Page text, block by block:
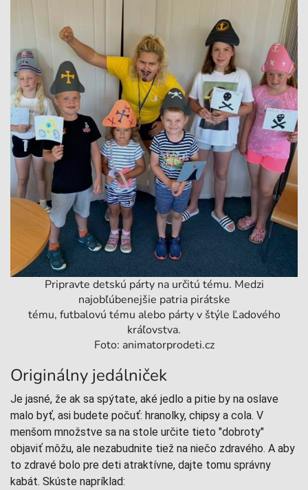
Pripravte detskú párty na určitú tému. Medzi
najobľúbenejšie patria pirátske
tému, futbalovú tému alebo párty v štýle Ľadového
kráľovstva.
Foto: animatorprodeti.cz
Originálny jedálniček
Je jasné, že ak sa spýtate, aké jedlo a pitie by na oslave
malo byť, asi budete počuť: hranolky, chipsy a cola. V
menšom množstve sa na stole určite tieto "dobroty"
objaviť môžu, ale nezabudnite tiež na niečo zdravého. A aby
to zdravé bolo pre deti atraktívne, dajte tomu správny
kabát. Skúste napríklad: